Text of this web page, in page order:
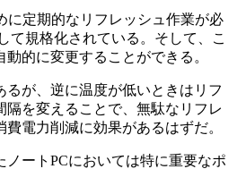
定期的なリフレッシュ作業が必
て規格化されている。そして、こ
的に変更することができる。
が、逆に温度が低いときはリフ
を変えることで、無駄なリフレ
電力削減に効果があるはずだ。
ートPCにおいては特に重要なポ